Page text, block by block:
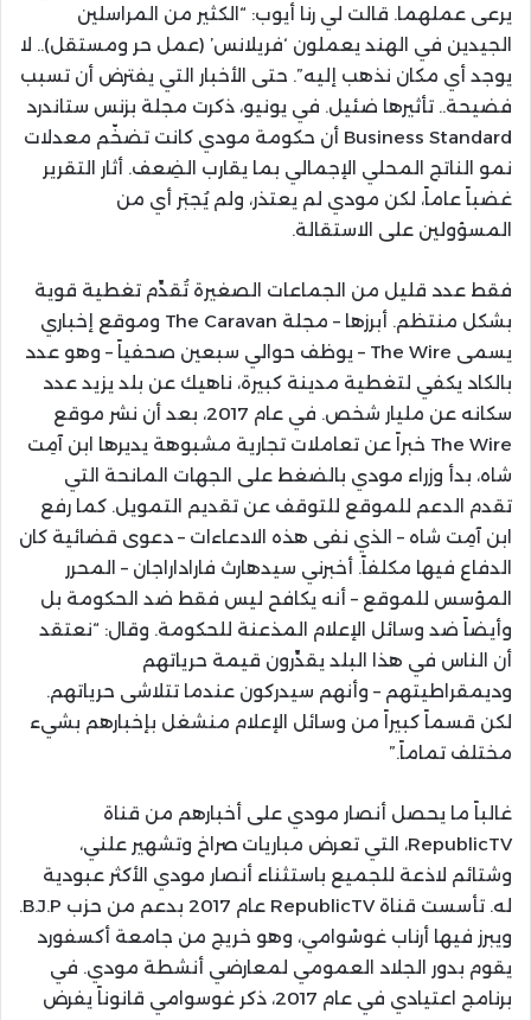
يرعى عملهما. قالت لي رنا أيوب: “الكثير من المراسلين
الجيدين في الهند يعملون ‘فريلانس’ (عمل حر ومستقل).. لا
يوجد أي مكان نذهب إليه”. حتى الأخبار التي يفترض أن تسبب
فضيحة.. تأثيرها ضئيل. في يونيو، ذكرت مجلة بزنس ستاندرد
Business Standard أن حكومة مودي كانت تضخّم معدلات
نمو الناتج المحلي الإجمالي بما يقارب الضِعف. أثار التقرير
غضباً عاماً، لكن مودي لم يعتذر، ولم يُجبَر أي من
المسؤولين على الاستقالة.
فقط عدد قليل من الجماعات الصغيرة تُقدِّم تغطية قوية
بشكل منتظم. أبرزها – مجلة The Caravan وموقع إخباري
يسمى The Wire – يوظف حوالي سبعين صحفياً – وهو عدد
بالكاد يكفي لتغطية مدينة كبيرة، ناهيك عن بلد يزيد عدد
سكانه عن مليار شخص. في عام 2017، بعد أن نشر موقع
The Wire خبراً عن تعاملات تجارية مشبوهة يديرها ابن آمِت
شاه، بدأ وزراء مودي بالضغط على الجهات المانحة التي
تقدم الدعم للموقع للتوقف عن تقديم التمويل. كما رفع
ابن آمِت شاه – الذي نفى هذه الادعاءات – دعوى قضائية كان
الدفاع فيها مكلفاً. أخبرني سيدهارث فاراداراجان – المحرر
المؤسس للموقع – أنه يكافح ليس فقط ضد الحكومة بل
وأيضاً ضد وسائل الإعلام المذعنة للحكومة. وقال: “نعتقد
أن الناس في هذا البلد يقدِّرون قيمة حرياتهم
وديمقراطيتهم – وأنهم سيدركون عندما تتلاشى حرياتهم.
لكن قسماً كبيراً من وسائل الإعلام منشغل بإخبارهم بشيء
مختلف تماماً.”
غالباً ما يحصل أنصار مودي على أخبارهم من قناة
RepublicTV، التي تعرض مباريات صراخ وتشهير علني،
وشتائم لاذعة للجميع باستثناء أنصار مودي الأكثر عبودية
له. تأسست قناة RepublicTV عام 2017 بدعم من حزب B.J.P.
ويبرز فيها أرناب غوسْوامي، وهو خريج من جامعة أكسفورد
يقوم بدور الجلاد العمومي لمعارضي أنشطة مودي. في
برنامج اعتيادي في عام 2017، ذكر غوسوامي قانوناً يفرض